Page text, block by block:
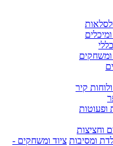
קיר
ופעוטות
וחציצות
ומסיבות ציוד ומשחקים -